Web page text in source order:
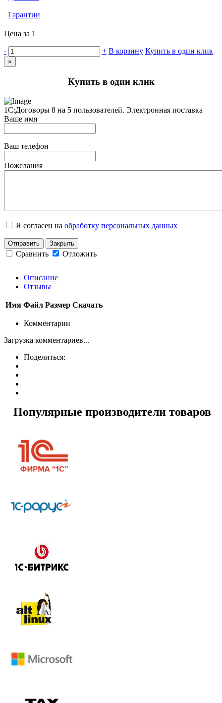
Гарантии
Цена за 1
- + В корзину Купить в один клик
×
Купить в один клик
1С:Договоры 8 на 5 пользователей. Электронная поставка
Ваше имя
Ваш телефон
Пожелания
Я согласен на обработку персональных данных
Отправить Закрыть
Сравнить Отложить
Описание
Отзывы
Имя Файл Размер Скачать
Комментарии
Загрузка комментариев...
Поделиться:
Популярные производители товаров